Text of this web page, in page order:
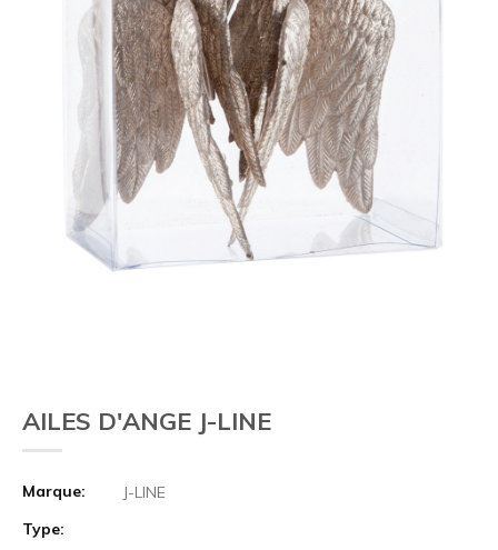
AILES D'ANGE J-LINE
Marque:
J-LINE
Type: